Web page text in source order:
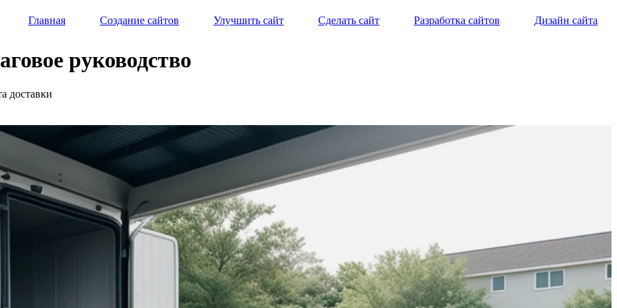
Главная Создание сайтов Улучшить сайт Сделать сайт Разработка сайтов Дизайн сайта
руководство
доставки